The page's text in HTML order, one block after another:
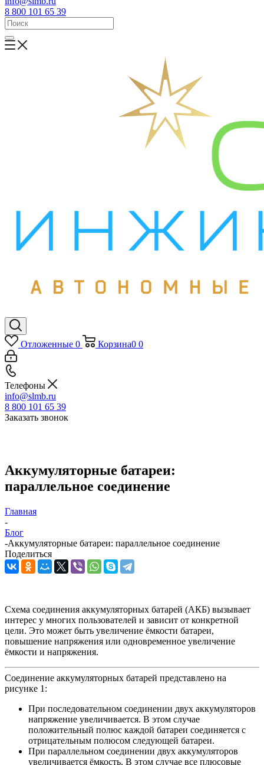
8 800 101 65 39
Отложенные 0 Корзина0 0
Телефоны
info@slmb.ru
8 800 101 65 39
Заказать звонок
Аккумуляторные батареи:
параллельное соединение
Главная
-
Блог
-Аккумуляторные батареи: параллельное соединение
Поделиться
Схема соединения аккумуляторных батарей (АКБ) вызывает
интерес у многих пользователей и зависит от конкретной
цели. Это может быть увеличение ёмкости батареи,
повышение напряжения или одновременное увеличение
ёмкости и напряжения.
Соединение аккумуляторных батарей представлено на
рисунке 1:
При последовательном соединении двух аккумуляторов
напряжение увеличивается. В этом случае
положительный полюс каждой батареи соединяется с
отрицательным полюсом следующей батареи.
При параллельном соединении двух аккумуляторов
увеличивается ёмкость. В этом случае все плюсовые